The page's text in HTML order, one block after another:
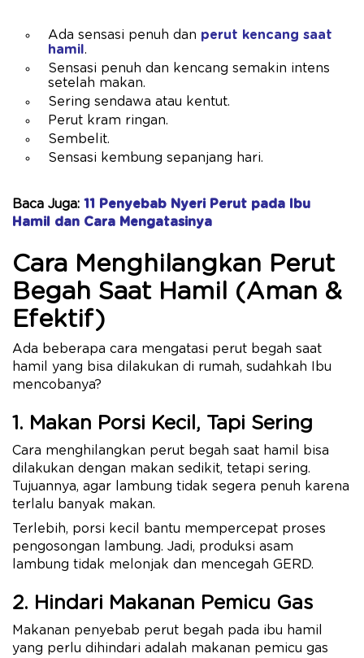
Ada sensasi penuh dan perut kencang saat
hamil .
Sensasi penuh dan kencang semakin intens
setelah makan.
Sering sendawa atau kentut.
Perut kram ringan.
Sembelit.
Sensasi kembung sepanjang hari.
Baca Juga: 11 Penyebab Nyeri Perut pada Ibu
Hamil dan Cara Mengatasinya
Cara Menghilangkan Perut
Begah Saat Hamil (Aman &
Efektif)
Ada beberapa cara mengatasi perut begah saat
hamil yang bisa dilakukan di rumah, sudahkah Ibu
mencobanya?
1. Makan Porsi Kecil, Tapi Sering
Cara menghilangkan perut begah saat hamil bisa
dilakukan dengan makan sedikit, tetapi sering.
Tujuannya, agar lambung tidak segera penuh karena
terlalu banyak makan.
Terlebih, porsi kecil bantu mempercepat proses
pengosongan lambung. Jadi, produksi asam
lambung tidak melonjak dan mencegah GERD.
2. Hindari Makanan Pemicu Gas
Makanan penyebab perut begah pada ibu hamil
yang perlu dihindari adalah makanan pemicu gas